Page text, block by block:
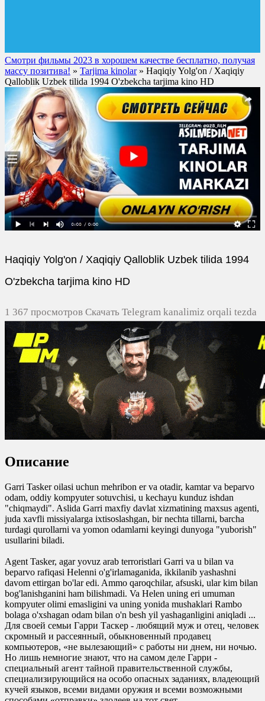
Смотри фильмы 2023 в хорошем качестве бесплатно, получая
массу позитива! » Tarjima kinolar» Haqiqiy Yolg'on / Xaqiqiy
Qalloblik Uzbek tilida 1994 O'zbekcha tarjima kino HD
Haqiqiy Yolg'on / Xaqiqiy Qalloblik Uzbek tilida 1994
O'zbekcha tarjima kino HD
1 367 просмотров Скачать Telegram kanalimiz orqali tezda
yuklash
Описание
Garri Tasker oilasi uchun mehribon er va otadir, kamtar va beparvo
odam, oddiy kompyuter sotuvchisi, u kechayu kunduz ishdan
"chiqmaydi". Aslida Garri maxfiy davlat xizmatining maxsus agenti,
juda xavfli missiyalarga ixtisoslashgan, bir nechta tillarni, barcha
turdagi qurollarni va yomon odamlarni keyingi dunyoga "yuborish"
usullarini biladi.
Agent Tasker, agar yovuz arab terroristlari Garri va u bilan va
beparvo rafiqasi Helenni o'g'irlamaganida, ikkilanib yashashni
davom ettirgan bo'lar edi. Ammo qaroqchilar, afsuski, ular kim bilan
bog'lanishganini ham bilishmadi. Va Helen uning eri umuman
kompyuter olimi emasligini va uning yonida mushaklari Rambo
bolaga o'xshagan odam bilan o'n besh yil yashaganligini aniqladi ...
Для своей семьи Гарри Таскер - любящий муж и отец, человек
скромный и рассеянный, обыкновенный продавец
компьютеров, «не вылезающий» с работы ни днем, ни ночью.
Но лишь немногие знают, что на самом деле Гарри -
специальный агент тайной правительственной службы,
специализирующийся на особо опасных заданиях, владеющий
кучей языков, всеми видами оружия и всеми возможными